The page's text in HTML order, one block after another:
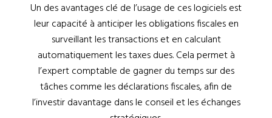
Un des avantages clé de l’usage de ces logiciels est
leur capacité à anticiper les obligations fiscales en
surveillant les transactions et en calculant
automatiquement les taxes dues. Cela permet à
l’expert comptable de gagner du temps sur des
tâches comme les déclarations fiscales, afin de
l’investir davantage dans le conseil et les échanges